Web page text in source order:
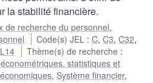
la stabilité financière.
de recherche du personnel,
Code(s) JEL :C,C3,C32,
L14 Thème(s) de recherche :
statistiques et
, Système financier,